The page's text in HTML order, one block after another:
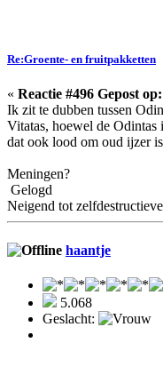
Re:Groente- en fruitpakketten
« Reactie #496 Gepost op:
Ik zit te dubben tussen
Vitatas, hoewel de
dat ook lood om oud ijzer
Meningen?
Gelogd
Neigend tot
haantje
5.068
Geslacht: